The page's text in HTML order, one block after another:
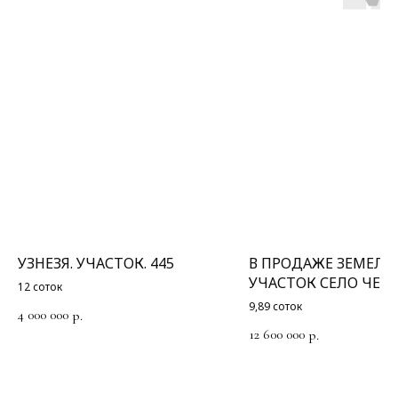
УЗНЕЗЯ. УЧАСТОК. 445
12 соток
4 000 000 р.
В ПРОДАЖЕ
УЧАСТОК СЕЛО
СОСНОВАЯ, 7
9,89 соток
12 600 000 р.